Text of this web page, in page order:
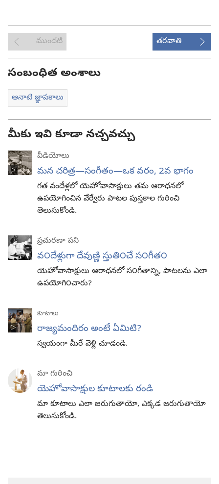
ముందటి తరవాతి
సంబంధిత అంశాలు
ఆనాటి జ్ఞాపకాలు
మీకు ఇవి కూడా నచ్చవచ్చు
వీడియోలు
మన చరిత్ర—సంగీతం—ఒక వరం, 2వ భాగం
గత వందేళ్లలో యెహోవాసాక్షులు తమ ఆరాధనలో
ఉపయోగించిన వేర్వేరు పాటల పుస్తకాల గురించి
తెలుసుకోండి.
ప్రచురణా పని
వ౦దేళ్లుగా దేవుణ్ణి స్తుతి౦చే స౦గీత౦
యెహోవాసాక్షులు ఆరాధనలో స౦గీతాన్ని, పాటలను ఎలా
ఉపయోగి౦చారు?
కూటాలు
రాజ్యమందిరం అంటే ఏమిటి?
స్వయంగా మీరే వెళ్లి చూడండి.
మా గురించి
యెహోవాసాక్షుల కూటాలకు రండి
మా కూటాలు ఎలా జరుగుతాయో, ఎక్కడ జరుగుతాయో
తెలుసుకోండి.